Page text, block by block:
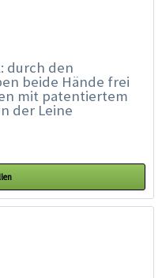
durch den
beide Hände frei
mit patentiertem
der Leine